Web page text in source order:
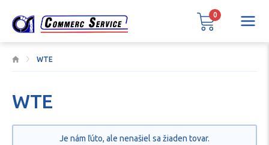
WTE
WTE
Je nám ľúto, ale nenašiel sa žiaden tovar.
0